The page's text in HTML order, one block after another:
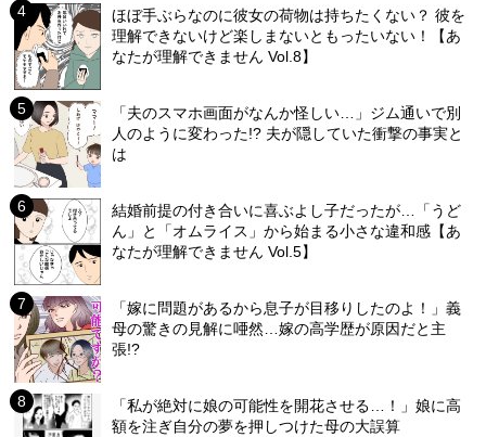
ほぼ手ぶらなのに彼女の荷物は持ちたくない？ 彼を
理解できないけど楽しまないともったいない！【あ
なたが理解できません Vol.8】
「夫のスマホ画面がなんか怪しい…」ジム通いで別
人のように変わった!? 夫が隠していた衝撃の事実と
は
結婚前提の付き合いに喜ぶよし子だったが…「うど
ん」と「オムライス」から始まる小さな違和感【あ
なたが理解できません Vol.5】
「嫁に問題があるから息子が目移りしたのよ！」義
母の驚きの見解に唖然…嫁の高学歴が原因だと主
張!?
「私が絶対に娘の可能性を開花させる…！」娘に高
額を注ぎ自分の夢を押しつけた母の大誤算